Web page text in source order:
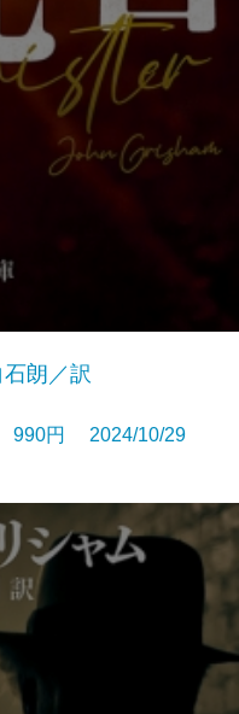
朗／訳
990円 2024/10/29